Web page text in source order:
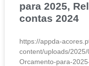
para 2025,
contas 2024
https://appda-
content/uploads/
Orcamento-para-